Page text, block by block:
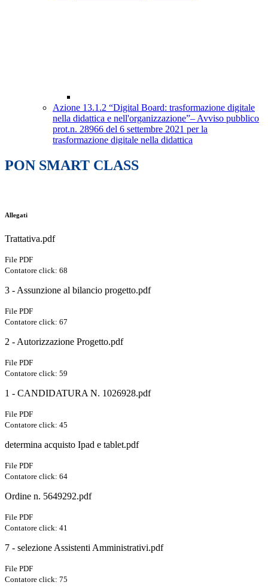
Azione 13.1.2 “Digital Board: trasformazione digitale
nella didattica e nell'organizzazione”– Avviso pubblico
prot.n. 28966 del 6 settembre 2021 per la
trasformazione digitale nella didattica
PON SMART CLASS
Allegati
Trattativa.pdf
File PDF
Contatore click: 68
3 - Assunzione al bilancio progetto.pdf
File PDF
Contatore click: 67
2 - Autorizzazione Progetto.pdf
File PDF
Contatore click: 59
1 - CANDIDATURA N. 1026928.pdf
File PDF
Contatore click: 45
determina acquisto Ipad e tablet.pdf
File PDF
Contatore click: 64
Ordine n. 5649292.pdf
File PDF
Contatore click: 41
7 - selezione Assistenti Amministrativi.pdf
File PDF
Contatore click: 75